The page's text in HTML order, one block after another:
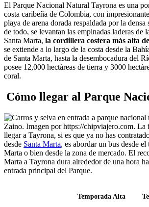
El Parque Nacional Natural Tayrona es una
costa caribeña de Colombia, con
playa de arena dorada respaldada por la
de todo, se levantan las empinadas laderas de
Santa Marta, la cordillera costera más alta
se extiende a lo largo de la costa desde la
de Santa Marta, hasta la desembocadura del
posee 12,000 hectáreas de tierra y 3000
coral.
Cómo llegar al Parque
Zaino. Imagen por https://chipviajero.com. La
llegar a Tayrona, si es que ya no has
desde Santa Marta, es abordar un bus desde el
Marta o bien desde la zona de mercado. El
Marta a Tayrona dura alrededor de una hora
entrada principal del Parque.
Temporada Alta